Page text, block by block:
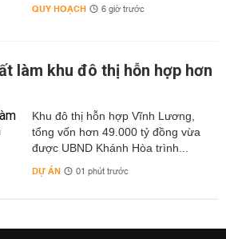
QUY HOẠCH 6 giờ trước
làm khu đô thị hỗn hợp hơn
Khu đô thị hỗn hợp Vĩnh Lương,
tổng vốn hơn 49.000 tỷ đồng vừa
được UBND Khánh Hòa trình...
DỰ ÁN 01 phút trước